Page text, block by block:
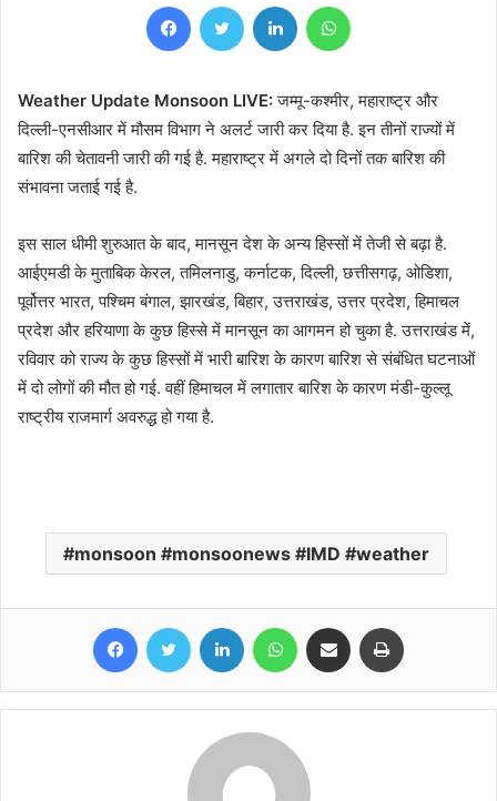
FacebookTwitter LinkedIn
Weather Update Monsoon LIVE:जम्मू-कश्मीर, महाराष्ट्र और
दिल्ली-एनसीआर में मौसम विभाग ने अलर्ट जारी कर दिया है. इन तीनों राज्यों में
बारिश की चेतावनी जारी की गई है. महाराष्ट्र में अगले दो दिनों तक बारिश की
संभावना जताई गई है.
इस साल धीमी शुरुआत के बाद, मानसून देश के अन्य हिस्सों में तेजी से बढ़ा है.
आईएमडी के मुताबिक केरल, तमिलनाडु, कर्नाटक, दिल्ली, छत्तीसगढ़, ओडिशा,
पूर्वोत्तर भारत, पश्चिम बंगाल, झारखंड, बिहार, उत्तराखंड, उत्तर प्रदेश, हिमाचल
प्रदेश और हरियाणा के कुछ हिस्से में मानसून का आगमन हो चुका है. उत्तराखंड में,
रविवार को राज्य के कुछ हिस्सों में भारी बारिश के कारण बारिश से संबंधित घटनाओं
में दो लोगों की मौत हो गई. वहीं हिमाचल में लगातार बारिश के कारण मंडी-कुल्लू
राष्ट्रीय राजमार्ग अवरुद्ध हो गया है.
monsoon #monsoonews #IMD #weather
FacebookTwitter LinkedIn WhatsAppShare via Email